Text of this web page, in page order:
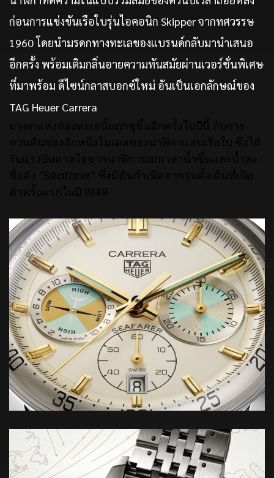
ก่อนการแข่งขันเรือใบรุ่นไอคอนิก Skipper จากทศวรรษ
1960 โดยนำมรดกทางทะเลของแบรนด์กลับมานำเสนอ
อีกครั้ง พร้อมเติมกลิ่นอายความทันสมัยผ่านเวอร์ชั่นพิเศษ
ที่มาพร้อม ดีไซน์กลาสบอกซ์ใหม่ อันเป็นเอกลักษณ์ของ
TAG Heuer Carrera